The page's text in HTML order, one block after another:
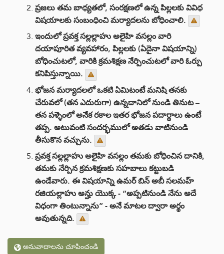
ప్రజలు తమ బాధ్యతలో, సంరక్షణలో ఉన్న పిల్లలకు వివిధ
విషయాలకు సంబంధించి మర్యాదలను బోధించాలి.
ఇందులో ప్రవక్త సల్లల్లాహు అలైహి వసల్లం వారి
దయాపూరిత వ్యవహారం, పిల్లలకు (ఏదైనా విషయాన్ని)
బోధించుటలో, వారికి క్రమశిక్షణ నేర్పించుటలో వారి ఓర్పు
కనిపిస్తున్నాయి.
భోజన మర్యాదలలో ఒకటి ఏమిటంటే మనిషి తనకు
చేరువలో (తన ఎదురుగా) ఉన్నదానిలో నుండి తినుట –
తన పళ్ళెంలో అనేక రకాల ఇతర భోజన పదార్థాలు ఉంటే
తప్ప. అటువంటి సందర్భములో అతడు వాటినుండి
తీసుకొన వచ్చును.
ప్రవక్త సల్లల్లాహు అలైహి వసల్లం తమకు బోధించిన దానికి,
తమకు నేర్పిన క్రమశిక్షణకు సహబాలు కట్టుబడి
ఉండేవారు. ఈ విషయాన్ని ఉమర్ బిన్ అబీ సలమహ్
రజియల్లాహు అన్హు యొక్క - “అప్పటినుండి నేను అదే
విధంగా తింటున్నాను” - అనే మాటల ద్వారా అర్థం
అవుతున్నది.
అనువాదాలను చూపించండి